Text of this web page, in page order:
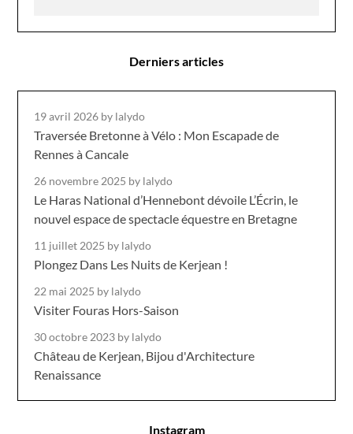
Derniers articles
19 avril 2026 by lalydo
Traversée Bretonne à Vélo : Mon Escapade de
Rennes à Cancale
26 novembre 2025 by lalydo
Le Haras National d’Hennebont dévoile L’Écrin, le
nouvel espace de spectacle équestre en Bretagne
11 juillet 2025 by lalydo
Plongez Dans Les Nuits de Kerjean !
22 mai 2025 by lalydo
Visiter Fouras Hors-Saison
30 octobre 2023 by lalydo
Château de Kerjean, Bijou d'Architecture
Renaissance
Instagram